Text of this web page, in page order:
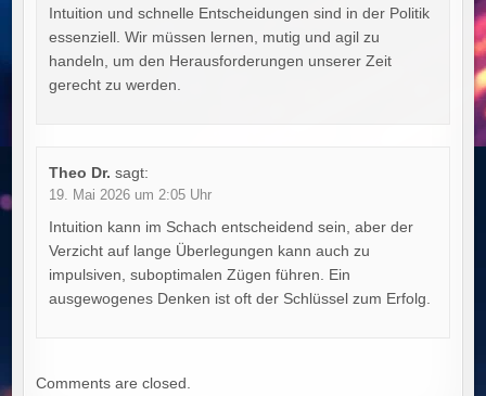
Intuition und schnelle Entscheidungen sind in der Politik
essenziell. Wir müssen lernen, mutig und agil zu
handeln, um den Herausforderungen unserer Zeit
gerecht zu werden.
Theo Dr. sagt:
19. Mai 2026 um 2:05 Uhr
Intuition kann im Schach entscheidend sein, aber der
Verzicht auf lange Überlegungen kann auch zu
impulsiven, suboptimalen Zügen führen. Ein
ausgewogenes Denken ist oft der Schlüssel zum Erfolg.
Comments are closed.